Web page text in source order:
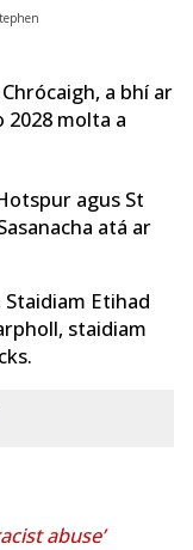
a bhí ar
2028 molta a
agus St
atá ar
Etihad
staidiam
abuse’